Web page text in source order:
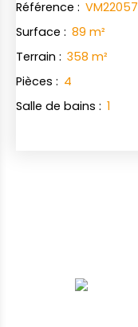
Référence : VM22057
Surface : 89 m²
Terrain : 358 m²
Pièces : 4
Salle de bains : 1